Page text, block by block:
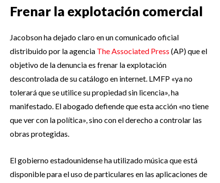
Frenar la explotación comercial
Jacobson ha dejado claro en un comunicado oficial
distribuido por la agencia The Associated Press (AP) que el
objetivo de la denuncia es frenar la explotación
descontrolada de su catálogo en internet. LMFP «ya no
tolerará que se utilice su propiedad sin licencia», ha
manifestado. El abogado defiende que esta acción «no tiene
que ver con la política», sino con el derecho a controlar las
obras protegidas.
El gobierno estadounidense ha utilizado música que está
disponible para el uso de particulares en las aplicaciones de